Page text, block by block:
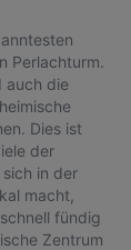
Perlachturm.
auch die
Dies ist
der
in der
macht,
fündig
Zentrum